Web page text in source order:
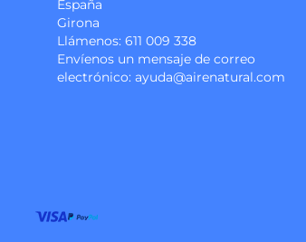
España
Girona
Llámenos: 611 009 338
Envíenos un mensaje de correo
electrónico: ayuda@airenatural.com